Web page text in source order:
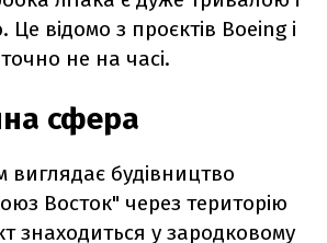
Це відомо з проєктів Boeing і
не на часі.
сфера
виглядає будівництво
Восток" через територію
знаходиться у зародковому